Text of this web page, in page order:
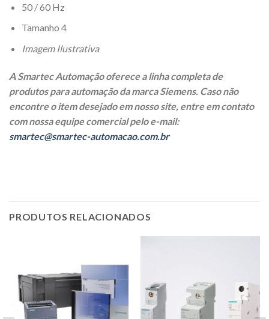
50 / 60 Hz
Tamanho 4
Imagem Ilustrativa
A Smartec Automação oferece a linha completa de
produtos para automação da marca Siemens. Caso não
encontre o item desejado em nosso site, entre em contato
com nossa equipe comercial pelo e-mail:
smartec@smartec-automacao.com.br
PRODUTOS RELACIONADOS